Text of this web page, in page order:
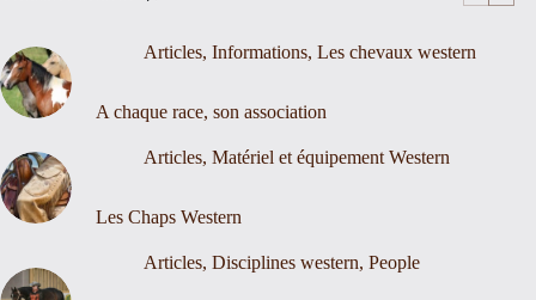
Articles, Informations, Les chevaux western
A chaque race, son association
Articles, Matériel et équipement Western
Les Chaps Western
Articles, Disciplines western, People